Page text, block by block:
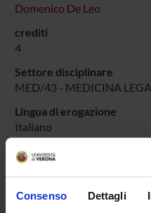
Consenso Dettagli
Domenico De Leo
crediti
4
Settore disciplinare
MED/43 - MEDICINA
Lingua di erogazione
Italiano
Sede
VERONA
Periodo
non ancora assegnato